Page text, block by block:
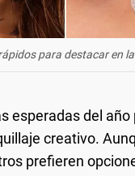
para destacar en
esperadas del año
creativo.
prefieren